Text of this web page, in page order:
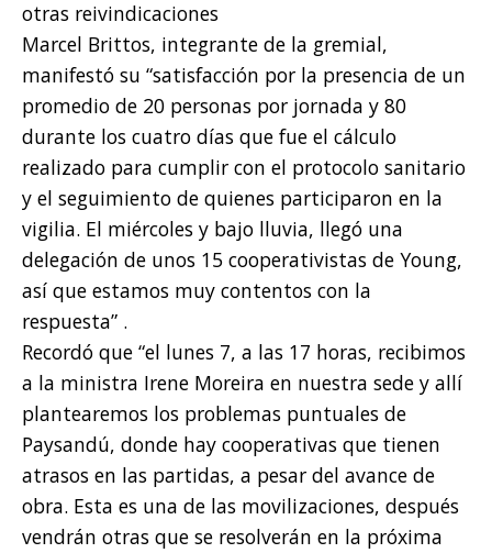
otras reivindicaciones
Marcel Brittos, integrante de la gremial,
manifestó su “satisfacción por la presencia de un
promedio de 20 personas por jornada y 80
durante los cuatro días que fue el cálculo
realizado para cumplir con el protocolo sanitario
y el seguimiento de quienes participaron en la
vigilia. El miércoles y bajo lluvia, llegó una
delegación de unos 15 cooperativistas de Young,
así que estamos muy contentos con la
respuesta” .
Recordó que “el lunes 7, a las 17 horas, recibimos
a la ministra Irene Moreira en nuestra sede y allí
plantearemos los problemas puntuales de
Paysandú, donde hay cooperativas que tienen
atrasos en las partidas, a pesar del avance de
obra. Esta es una de las movilizaciones, después
vendrán otras que se resolverán en la próxima